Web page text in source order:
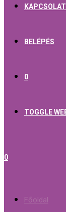
KAPCSOLAT
BELÉPÉS
0
TOGGLE
0
Főoldal